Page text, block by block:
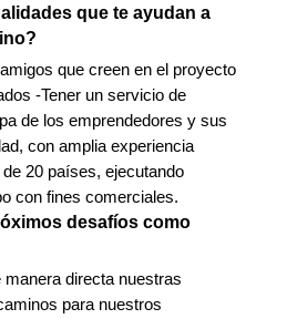
que te ayudan a
que creen en el proyecto
-Tener un servicio de
de los emprendedores y sus
con amplia experiencia
20 países, ejecutando
con fines comerciales.
desafíos como
directa nuestras
para nuestros